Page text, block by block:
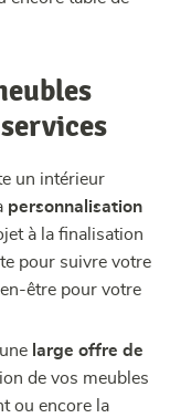
un intérieur
personnalisation
à la finalisation
pour suivre votre
être pour votre
large offre de
de vos meubles
ou encore la